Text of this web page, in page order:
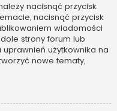
nacisnąć przycisk
nacisnąć przycisk
wiadomości
strony forum lub
użytkownika na
nowe tematy,